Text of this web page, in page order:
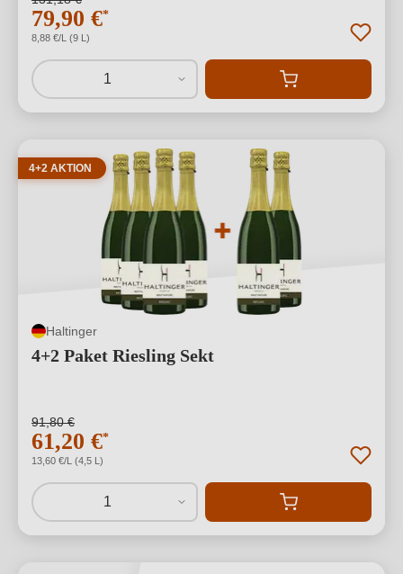
79,90 €*
8,88 €/L (9 L)
1
4+2 AKTION
Haltinger
4+2 Paket Riesling Sekt
91,80 €
61,20 €*
13,60 €/L (4,5 L)
1